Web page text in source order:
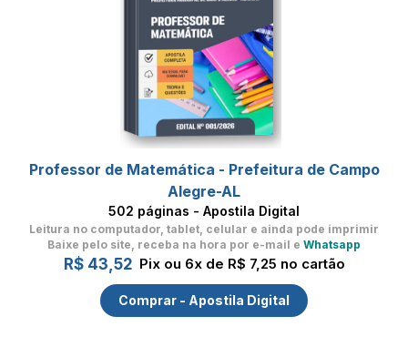
Professor de Matemática - Prefeitura de Campo
Alegre-AL
502 páginas - Apostila Digital
Leitura no computador, tablet, celular e ainda pode imprimir
Baixe pelo site, receba na hora por e-mail e Whatsapp
R$ 43,52 Pix ou 6x de R$ 7,25 no cartão
Comprar - Apostila Digital